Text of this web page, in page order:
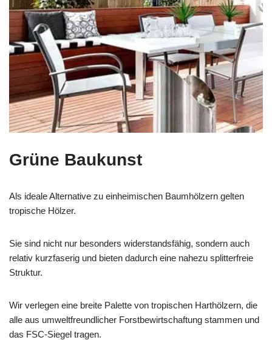
Grüne Baukunst
Als ideale Alternative zu einheimischen Baumhölzern gelten
tropische Hölzer.
Sie sind nicht nur besonders widerstandsfähig, sondern auch
relativ kurzfaserig und bieten dadurch eine nahezu splitterfreie
Struktur.
Wir verlegen eine breite Palette von tropischen Harthölzern, die
alle aus umweltfreundlicher Forstbewirtschaftung stammen und
das FSC-Siegel tragen.